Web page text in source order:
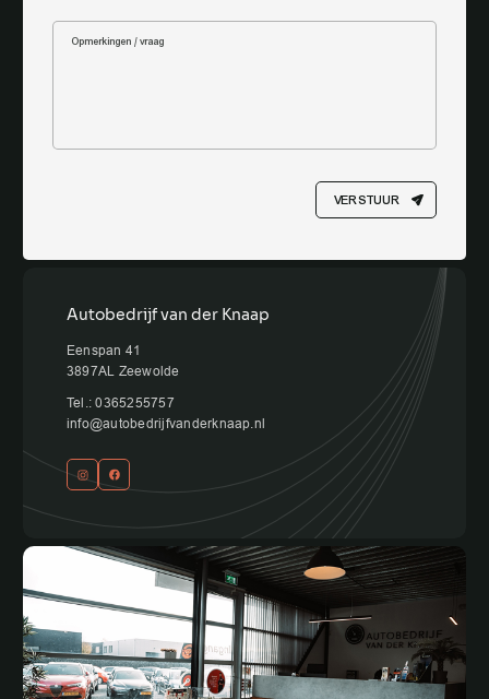
VERSTUUR
Autobedrijf van der Knaap
Eenspan 41
3897AL Zeewolde
Tel.: 0365255757
info@autobedrijfvanderknaap.nl